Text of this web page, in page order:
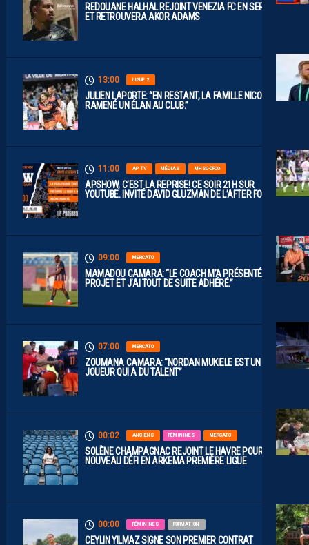
REDOUANE HALHAL REJOINT VENEZIA FC EN SERIE A
ET RETROUVERA AKOR ADAMS
13:00 LIGUE 2
JULIEN LAPORTE: “EN RESTANT, LA FAMILLE NICOLLIN A
RAMENÉ UN ÉLAN AU CLUB.”
11:00 AP TV MÉDIAS MHSC-DFCO
APSHOW, C’EST LA REPRISE! CE SOIR 21H SUR
YOUTUBE. INVITÉ DAVID GLUZMAN DE L’AFTER FOOT.
09:00 MERCATO
MAMADOU CAMARA: “LE COACH M’A PRÉSENTÉ LE
PROJET ET J’AI TOUT DE SUITE ADHÉRÉ.”
07:00 MERCATO
ZOUMANA CAMARA: “NORDAN MUKIELE EST UN
JOUEUR QUI A DU TALENT”
00:02 ANCIENS FÉMININES MERCATO
SOLÈNE CHAMPAGNAC REJOINT LE HAVRE POUR UN
NOUVEAU DÉFI EN ARKEMA PREMIÈRE LIGUE
00:00 FÉMININES FORMATION
CEYLIN YILMAZ SIGNE SON PREMIER CONTRAT